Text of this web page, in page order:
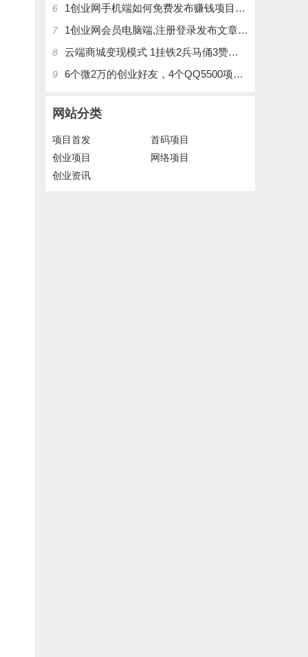
6 1创业网手机端如何免费发布赚钱项目文章
7 1创业网会员电脑端,注册登录发布文章,操作介绍
8 云端商城变现模式 1挂铁2兵马俑3赞刷4涨粉，带你玩.赚风口项日
9 6个微2万的创业好友，4个QQ5500项目好友，QQ每天在线人数2400人、承接朋友圈广告投放
网站分类
项目首发
首码项目
创业项目
网络项目
创业资讯